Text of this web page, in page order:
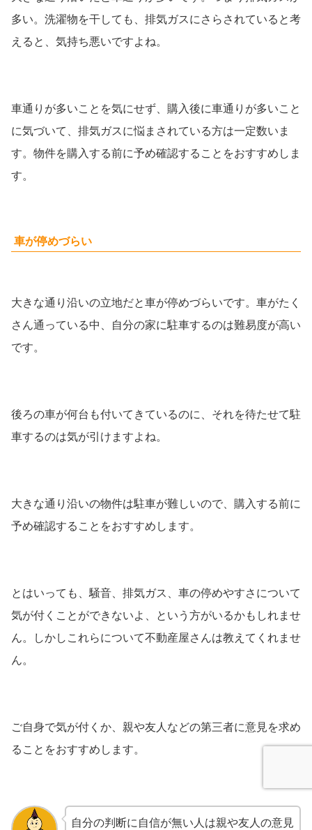
多い。洗濯物を干しても、排気ガスにさらされていると考
えると、気持ち悪いですよね。
車通りが多いことを気にせず、購入後に車通りが多いこと
に気づいて、排気ガスに悩まされている方は一定数いま
す。物件を購入する前に予め確認することをおすすめしま
す。
車が停めづらい
大きな通り沿いの立地だと車が停めづらいです。車がたく
さん通っている中、自分の家に駐車するのは難易度が高い
です。
後ろの車が何台も付いてきているのに、それを待たせて駐
車するのは気が引けますよね。
大きな通り沿いの物件は駐車が難しいので、購入する前に
予め確認することをおすすめします。
とはいっても、騒音、排気ガス、車の停めやすさについて
気が付くことができないよ、という方がいるかもしれませ
ん。しかしこれらについて不動産屋さんは教えてくれませ
ん。
ご自身で気が付くか、親や友人などの第三者に意見を求め
ることをおすすめします。
自分の判断に自信が無い人は親や友人の意見